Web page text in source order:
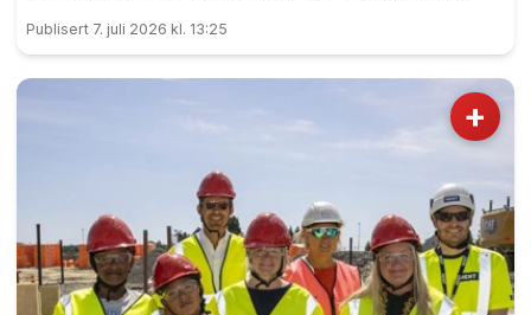
Autoimport-bygget sto plutselig i full fyr, og
vegg-i-vegg hadde Børselars sitt våpenlager.
Kunne det går bra?
Publisert 7. juli 2026 kl. 13:25
+